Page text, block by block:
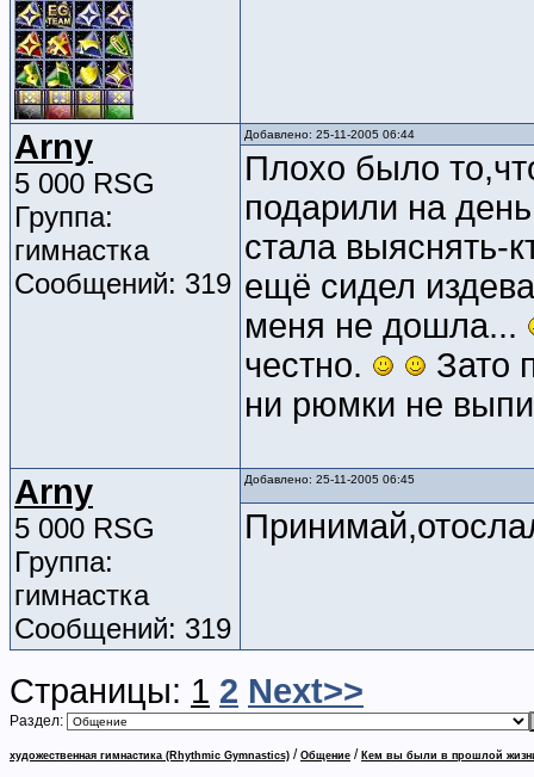
Arny
5 000 RSG
Группа:
гимнастка
Сообщений: 319
Добавлено: 25-11-2005 06:44
Плохо было
подарили на
стала выяснять-
ещё сидел
меня не дошла...
честно.
Зато
ни рюмки не
Arny
5 000 RSG
Группа:
гимнастка
Сообщений: 319
Добавлено: 25-11-2005 06:45
Страницы: 1 2 Next>>
Раздел:
художественная гимнастика (Rhythmic Gymnastics) / Общение / Кем вы были в прошлой